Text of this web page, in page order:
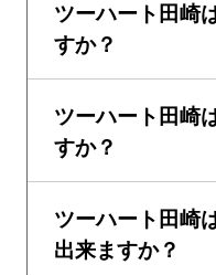
ツーハート田崎
すか？
ツーハート田崎
すか？
ツーハート田崎
出来ますか？